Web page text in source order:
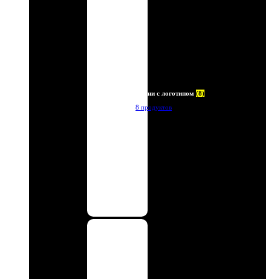
Ремни с логотипом (8)
8 продуктов